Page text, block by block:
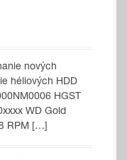
nových
héliových HDD
HGST
WD Gold
RPM […]